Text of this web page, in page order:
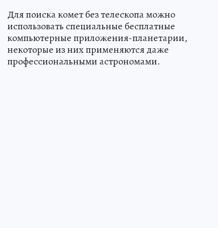
Для поиска комет без телескопа можно
использовать специальные бесплатные
компьютерные приложения-планетарии,
некоторые из них применяются даже
профессиональными астрономами.